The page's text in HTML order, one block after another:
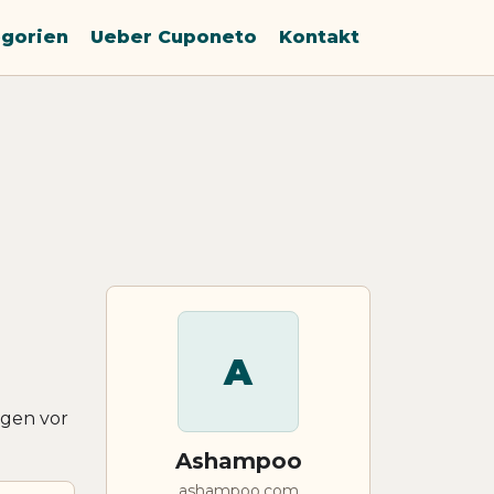
Ueber Cuponeto Kontakt
vor
A
Ashampoo